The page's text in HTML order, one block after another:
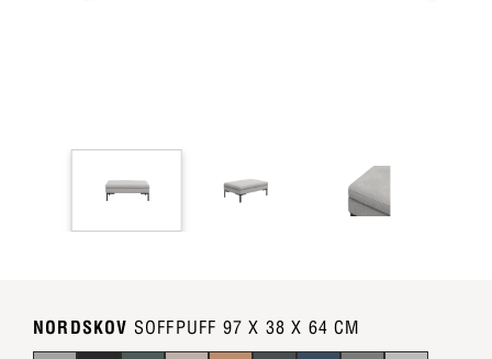
NORDSKOV SOFFPUFF 97 X 38 X 64 CM